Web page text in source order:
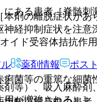
剤の離脱症状が
経抑制症状を注
ド受容体拮抗作
等）、吸入麻酔
ある患者［脊髄刺
等の重篤な細
薬剤情報 ポスト